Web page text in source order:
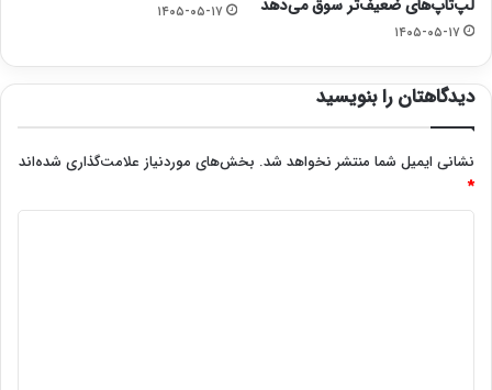
لپ‌تاپ‌های ضعیف‌تر سوق می‌دهد
۱۴۰۵-۰۵-۱۷
۱۴۰۵-۰۵-۱۷
دیدگاهتان را بنویسید
نشانی ایمیل شما منتشر نخواهد شد. بخش‌های موردنیاز علامت‌گذاری شده‌اند
*